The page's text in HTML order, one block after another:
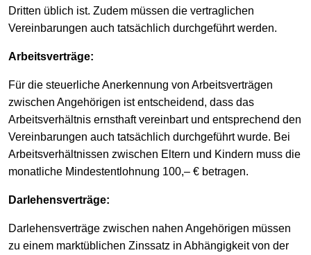
Dritten üblich ist. Zudem müssen die vertraglichen
Vereinbarungen auch tatsächlich durchgeführt werden.
Arbeitsverträge:
Für die steuerliche Anerkennung von Arbeitsverträgen
zwischen Angehörigen ist entscheidend, dass das
Arbeitsverhältnis ernsthaft vereinbart und entsprechend den
Vereinbarungen auch tatsächlich durchgeführt wurde. Bei
Arbeitsverhältnissen zwischen Eltern und Kindern muss die
monatliche Mindestentlohnung 100,– € betragen.
Darlehensverträge:
Darlehensverträge zwischen nahen Angehörigen müssen
zu einem marktüblichen Zinssatz in Abhängigkeit von der